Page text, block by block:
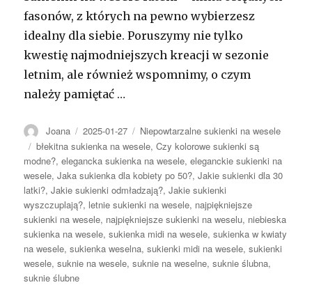
fasonów, z których na pewno wybierzesz
idealny dla siebie. Poruszymy nie tylko
kwestię najmodniejszych kreacji w sezonie
letnim, ale również wspomnimy, o czym
należy pamiętać …
Autor
Joana Opublikowano
2025-01-27 Kategorie
Niepowtarzalne sukienki na wesele
Tagi
błekitna sukienka na wesele,Czy kolorowe sukienki są
modne?,elegancka sukienka na wesele,eleganckie sukienki na
wesele,Jaka sukienka dla kobiety po 50?,Jakie sukienki dla 30
latki?,Jakie sukienki odmładzają?,Jakie sukienki
wyszczuplają?, letnie sukienki na wesele, najpiękniejsze
sukienki na wesele, najpiękniejsze sukienki na weselu, niebieska
sukienka na wesele,sukienka midi na wesele,sukienka w kwiaty
na wesele,sukienka weselna,sukienki midi na wesele,sukienki
wesele,suknie na wesele,suknie na weselne,suknie ślubna,
suknie ślubne